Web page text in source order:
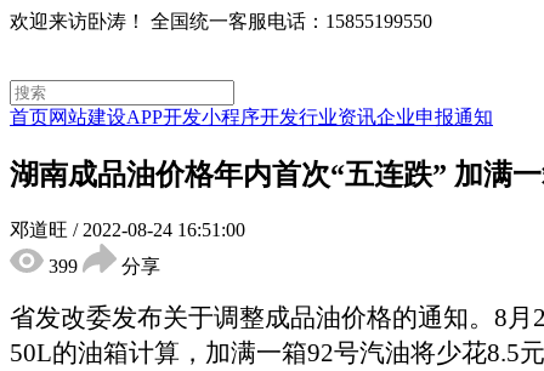
欢迎来访卧涛！ 全国统一客服电话：15855199550
首页网站建设APP开发小程序开发行业资讯企业申报通知
湖南成品油价格年内首次“五连跌” 加满
邓道旺 / 2022-08-24 16:51:00
399
分享
省发改委发布关于调整成品油价格的通知。8
50L的油箱计算，加满一箱92号汽油将少花8.5